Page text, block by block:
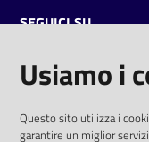
e
r
s
SEGUICI SU
twitterfacebook
AREA DIPENDENTI
Usiamo i
Questo sito utilizza i
garantire un miglior